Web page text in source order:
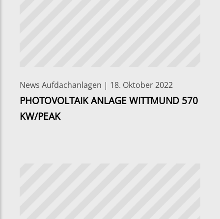
News Aufdachanlagen | 18. Oktober 2022
PHOTOVOLTAIK ANLAGE WITTMUND 570
KW/PEAK